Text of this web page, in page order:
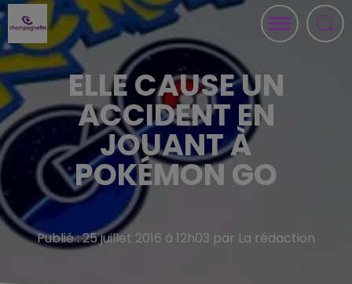
ELLE CAUSE UN
ACCIDENT EN
JOUANT À
POKÉMON GO
Publié : 25 juillet 2016 à 12h03 par La rédaction